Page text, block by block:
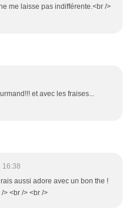
me laisse pas indifférente.<br />
et avec les fraises...
16:38
aussi adore avec un bon the !
> <br /> <br />